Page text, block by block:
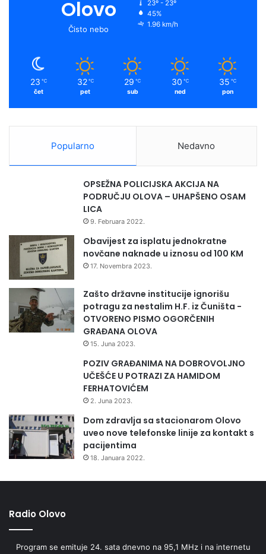
o
r
Olovo
Čisto nebo
23º - 23º
45%
1.96 km/h
23 ℃
čet
32 ℃
pet
29 ℃
sub
30 ℃
ned
35 ℃
pon
Popularno Nedavno
OPSEŽNA POLICIJSKA AKCIJA NA
PODRUČJU OLOVA – UHAPŠENO OSAM
LICA
9. Februara 2022.
Obavijest za isplatu jednokratne
novčane naknade u iznosu od 100 KM
17. Novembra 2023.
Zašto državne institucije ignorišu
potragu za nestalim H.F. iz Čuništa -
OTVORENO PISMO OGORČENIH
GRAĐANA OLOVA
15. Juna 2023.
POZIV GRAĐANIMA NA DOBROVOLJNO
UČEŠĆE U POTRAZI ZA HAMIDOM
FERHATOVIĆEM
2. Juna 2023.
Dom zdravlja sa stacionarom Olovo
uveo nove telefonske linije za kontakt s
pacijentima
18. Januara 2022.
Radio Olovo
Program se emituje 24. sata dnevno na 95,1 MHz i na internetu